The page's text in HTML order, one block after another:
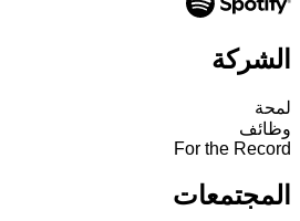
الشركة
لمحة
وظائف
For the Record
المجتمعات